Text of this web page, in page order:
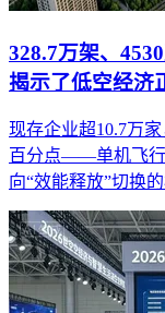
328.7万架、
揭示了低空经济
现存企业超10.7万
百分点——单机飞行
向“效能释放”切换